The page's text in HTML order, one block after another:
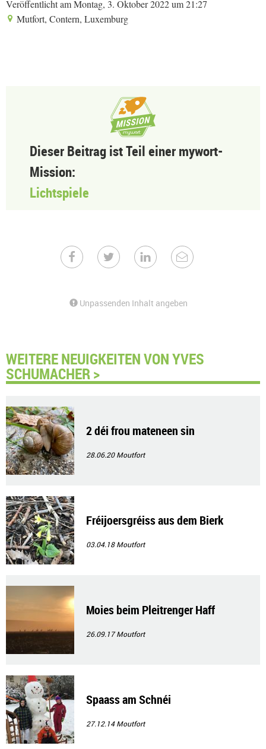
Veröffentlicht am Montag, 3. Oktober 2022 um 21:27
Mutfort, Contern, Luxemburg
Dieser Beitrag ist Teil einer mywort-
Mission:
Lichtspiele
Unpassenden Inhalt angeben
WEITERE NEUIGKEITEN VON YVES
SCHUMACHER >
2 déi frou mateneen sin
28.06.20Moutfort
Fréijoersgréiss aus dem Bierk
03.04.18Moutfort
Moies beim Pleitrenger Haff
26.09.17Moutfort
Spaass am Schnéi
27.12.14Moutfort